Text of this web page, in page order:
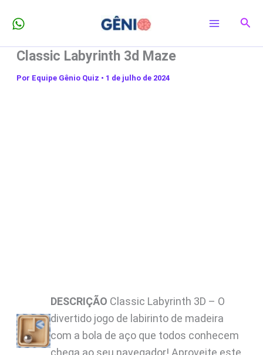
para
conteúdo
Classic Labyrinth 3d Maze
Por Equipe Gênio Quiz • 1 de julho de 2024
DESCRIÇÃO Classic Labyrinth 3D – O
divertido jogo de labirinto de madeira
com a bola de aço que todos conhecem
chega ao seu navegador! Aproveite este